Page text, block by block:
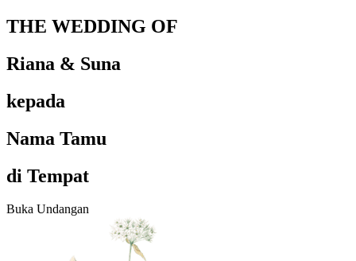
THE WEDDING OF
Riana & Suna
kepada
Nama Tamu
di Tempat
Buka Undangan